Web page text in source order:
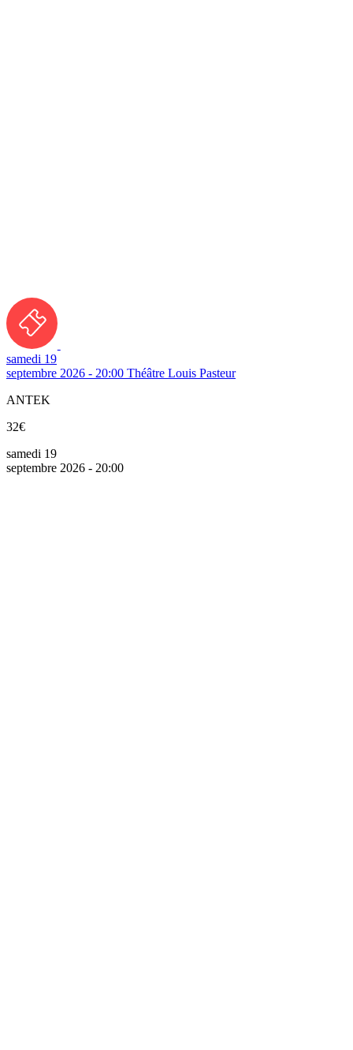
samedi 19
septembre 2026 - 20:00 Théâtre Louis Pasteur
ANTEK
32€
samedi 19
septembre 2026 - 20:00